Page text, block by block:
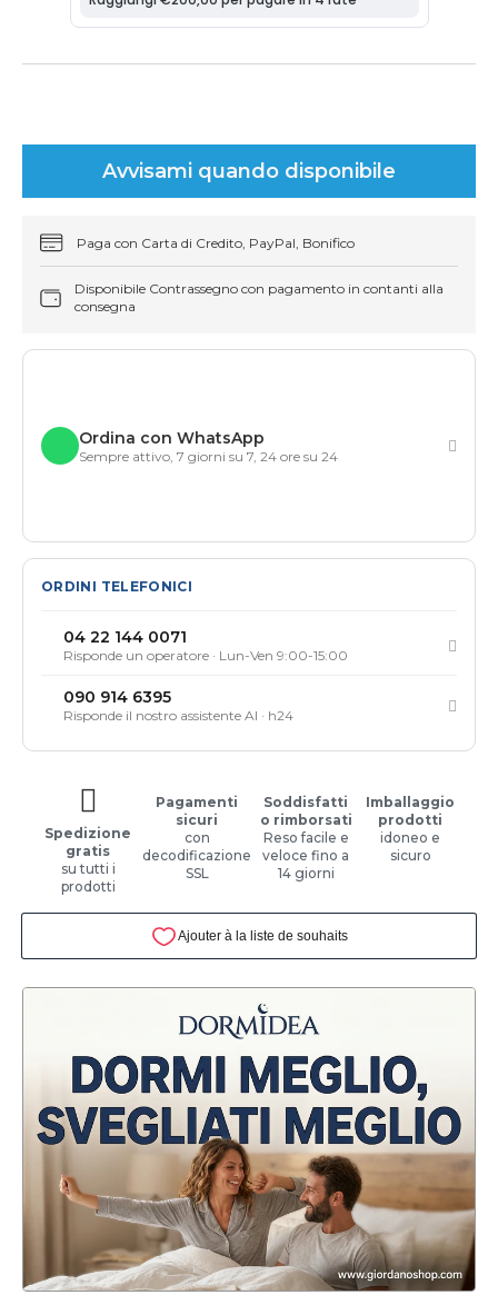
Avvisami quando disponibile
Paga con Carta di Credito, PayPal, Bonifico
Disponibile Contrassegno con pagamento in contanti alla
consegna
Ordina con WhatsApp
Sempre attivo, 7 giorni su 7, 24 ore su 24
ORDINI TELEFONICI
04 22 144 0071
Risponde un operatore · Lun-Ven 9:00-15:00
090 914 6395
Risponde il nostro assistente AI · h24
Spedizione
gratis
su tutti i
prodotti
Pagamenti
sicuri
con
decodificazione
SSL
Soddisfatti
o rimborsati
Reso facile e
veloce fino a
14 giorni
Imballaggio
prodotti
idoneo e
sicuro